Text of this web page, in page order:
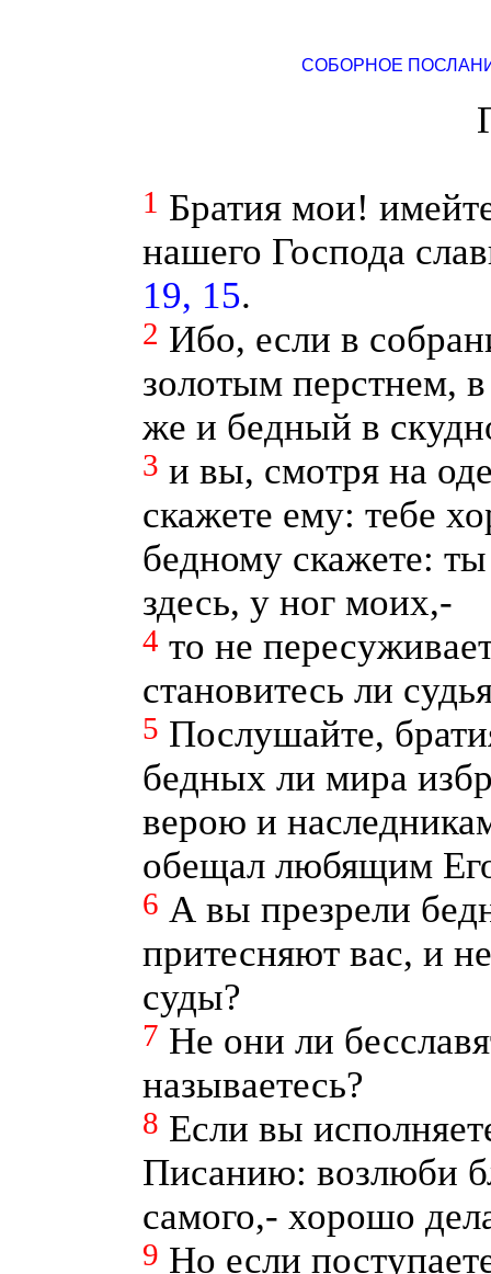
СОБОРНОЕ
1 Братия мои!
нашего Господа
19, 15.
2 Ибо, если в
золотым перстнем,
же и бедный в
3 и вы, смотря на
скажете ему: тебе
бедному скажете:
здесь, у ног моих,-
4 то не
становитесь ли
5 Послушайте,
бедных ли мира
верою и
обещал любящим
6 А вы презрели
притесняют вас, и
суды?
7 Не они ли
называетесь?
8 Если вы
Писанию: возлюби
самого,- хорошо
9 Но если